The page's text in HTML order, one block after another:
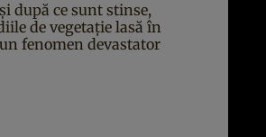
după ce sunt stinse,
de vegetație lasă în
fenomen devastator